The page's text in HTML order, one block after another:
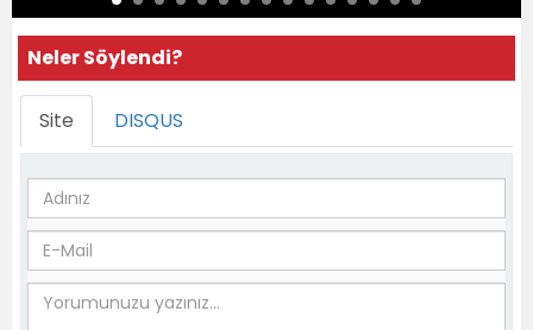
Neler Söylendi?
Site DISQUS